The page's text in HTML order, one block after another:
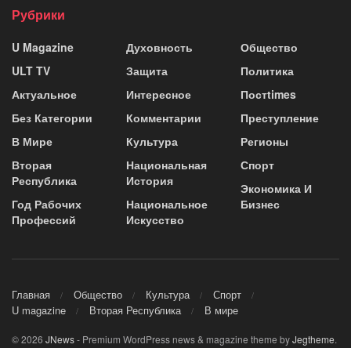
Рубрики
U Magazine
ULT TV
Актуальное
Без Категории
В Мире
Вторая
Республика
Год Рабочих
Профессий
Духовность
Защита
Интересное
Комментарии
Культура
Национальная
История
Национальное
Искусство
Общество
Политика
Постtimes
Преступление
Регионы
Спорт
Экономика И
Бизнес
Главная Общество Культура
Спорт
U magazine
Вторая Республика В мире
© 2026 JNews- Premium WordPress news & magazine theme byJegtheme.